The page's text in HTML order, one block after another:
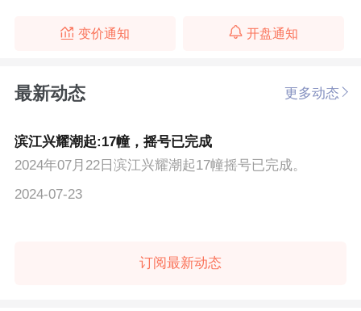
变价通知 开盘通知
最新动态 更多动态
滨江兴耀潮起:17幢，摇号已完成
2024年07月22日滨江兴耀潮起17幢摇号已完成。
2024-07-23
订阅最新动态